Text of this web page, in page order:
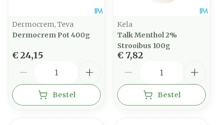
Dermocrem, Teva
Dermocrem Pot 400g
€ 24,15
Bestel
Kela
Talk Menthol 2%
Strooibus 100g
€ 7,82
Bestel